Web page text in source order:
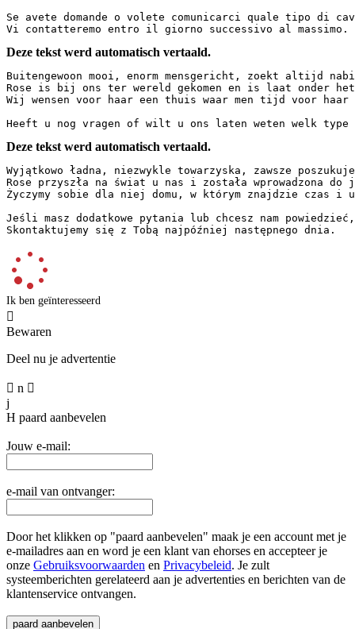
Se avete domande o volete comunicarci quale tipo di
Vi contatteremo entro il giorno successivo al massimo.
Deze tekst werd automatisch vertaald.
Buitengewoon mooi, enorm mensgericht, zoekt altijd
Rose is bij ons ter wereld gekomen en is laat onder
Wij wensen voor haar een thuis waar men tijd voor
Heeft u nog vragen of wilt u ons laten weten welk type
Deze tekst werd automatisch vertaald.
Wyjątkowo ładna, niezwykle towarzyska, zawsze
Rose przyszła na świat u nas i została wprowadzona
Życzymy sobie dla niej domu, w którym znajdzie czas i
Jeśli masz dodatkowe pytania lub chcesz nam
Skontaktujemy się z Tobą najpóźniej następnego dnia.
Ik ben geïnteresseerd

Bewaren
Deel nu je advertentie
 n 
j
H paard aanbevelen
Jouw e-mail:
e-mail van ontvanger:
Door het klikken op "paard aanbevelen" maak je een account met je
e-mailadres aan en word je een klant van ehorses en accepteer je
onze Gebruiksvoorwaarden en Privacybeleid. Je zult
systeemberichten gerelateerd aan je advertenties en berichten van de
klantenservice ontvangen.